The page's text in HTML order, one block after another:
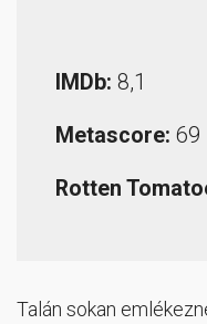
IMDb: 8,1
Metascore: 69
Rotten
Talán sokan